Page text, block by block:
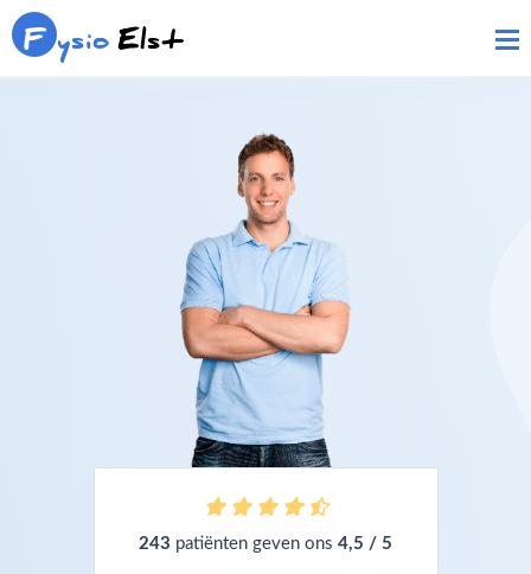
F ysioElst
243 patiënten geven ons 4,5 / 5